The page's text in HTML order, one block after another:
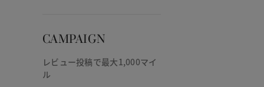
CAMPAIGN
レビュー投稿で最大1,000マイ
ル